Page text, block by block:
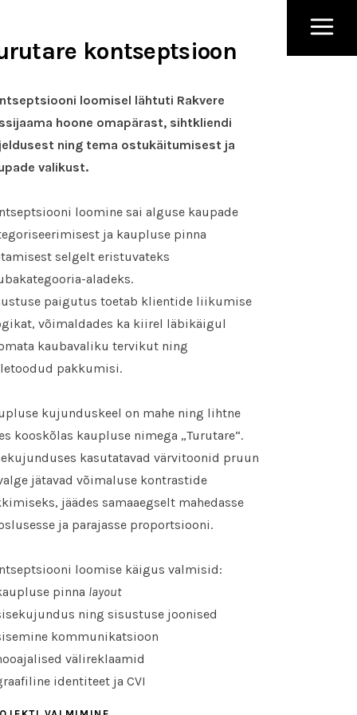
kontseptsioon
loomisel lähtuti Rakvere
hoone omapärast, sihtkliendi
ning tema ostukäitumisest ja
valikust.
loomine sai alguse kaupade
ja kaupluse pinna
selgelt eristuvateks
aladeks.
paigutus toetab klientide liikumise
võimaldades ka kiirel läbikäigul
kaubavaliku tervikut ning
pakkumisi.
kujunduskeel on mahe ning lihtne
kooskõlas kaupluse nimega „Turutare“.
kasutatavad värvitoonid pruun
jätavad võimaluse kontrastide
jäädes samaaegselt mahedasse
ja parajasse proportsiooni.
loomise käigus valmisid:
pinna layout
ning sisustuse joonised
kommunikatsioon
välireklaamid
identiteet ja CVI